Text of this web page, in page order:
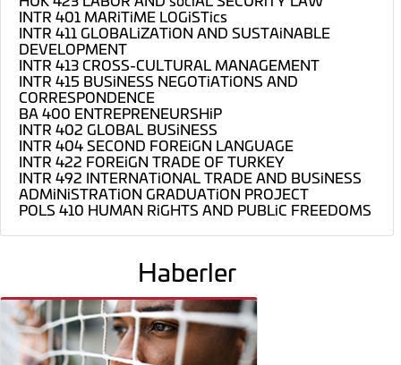
INTR 401 MARiTiME LOGiSTics
INTR 411 GLOBALiZATiON AND SUSTAiNABLE
DEVELOPMENT
INTR 413 CROSS-CULTURAL MANAGEMENT
INTR 415 BUSiNESS NEGOTiATiONS AND
CORRESPONDENCE
BA 400 ENTREPRENEURSHiP
INTR 402 GLOBAL BUSiNESS
INTR 404 SECOND FOREiGN LANGUAGE
INTR 422 FOREiGN TRADE OF TURKEY
INTR 492 INTERNATiONAL TRADE AND BUSiNESS
ADMiNiSTRATiON GRADUATiON PROJECT
POLS 410 HUMAN RiGHTS AND PUBLiC FREEDOMS
Haberler